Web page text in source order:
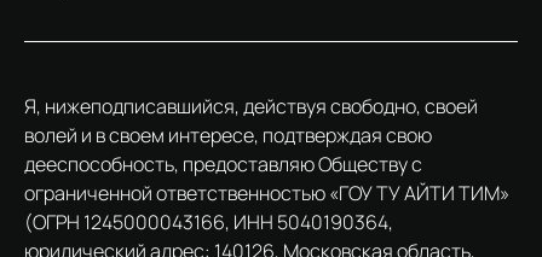
Я, нижеподписавшийся, действуя свободно, своей
волей и в своем интересе, подтверждая свою
дееспособность, предоставляю Обществу с
ограниченной ответственностью «ГОУ ТУ АЙТИ ТИМ»
(ОГРН 1245000043166, ИНН 5040190364,
юридический адрес: 140126, Московская область,